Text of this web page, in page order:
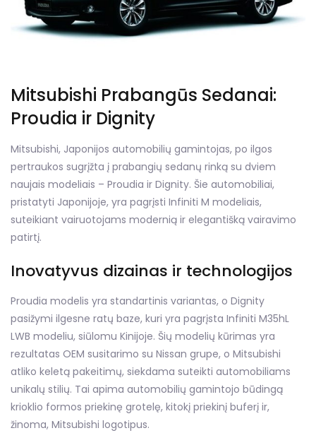
Mitsubishi Prabangūs Sedanai:
Proudia ir Dignity
Mitsubishi, Japonijos automobilių gamintojas, po ilgos
pertraukos sugrįžta į prabangių sedanų rinką su dviem
naujais modeliais – Proudia ir Dignity. Šie automobiliai,
pristatyti Japonijoje, yra pagrįsti Infiniti M modeliais,
suteikiant vairuotojams modernią ir elegantišką vairavimo
patirtį.
Inovatyvus dizainas ir technologijos
Proudia modelis yra standartinis variantas, o Dignity
pasižymi ilgesne ratų baze, kuri yra pagrįsta Infiniti M35hL
LWB modeliu, siūlomu Kinijoje. Šių modelių kūrimas yra
rezultatas OEM susitarimo su Nissan grupe, o Mitsubishi
atliko keletą pakeitimų, siekdama suteikti automobiliams
unikalų stilių. Tai apima automobilių gamintojo būdingą
krioklio formos priekinę grotelę, kitokį priekinį buferį ir,
žinoma, Mitsubishi logotipus.